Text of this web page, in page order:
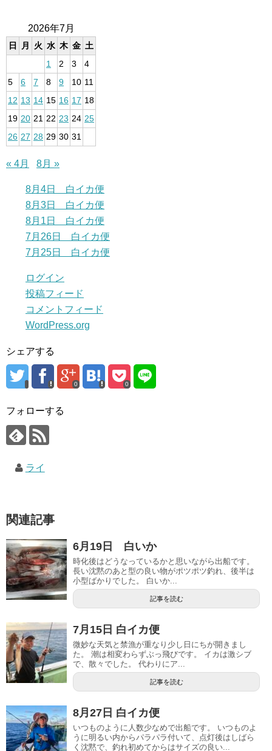
2026年7月
日 月 火 水 木 金 土
1
2 3
4
5
6 7 8 9 10 11
12 13 14 15 16 17 18
19 20 21 22 23 24 25
26 27 28 29 30 31
« 4月 8月 »
8月4日 白イカ便
8月3日 白イカ便
8月1日 白イカ便
7月26日 白イカ便
7月25日 白イカ便
ログイン
投稿フィード
コメントフィード
WordPress.org
シェアする
0 0
フォローする
ライ
関連記事
6月19日 白いか
時化後はどうなっているかと思いながら出船です。
長い沈黙のあと型の良い物がポツポツ釣れ、後半は
小型ばかりでした。 白いか...
記事を読む
7月15日 白イカ便
微妙な天気と禁漁が重なり少し日にちが開きまし
た。 潮は相変わらずぶっ飛びです。 イカは激シブ
で、散々でした。 代わりにア...
記事を読む
8月27日 白イカ便
いつものように人数少なめで出船です。 いつものよ
うに明るい内からパラパラ付いて、点灯後はしばら
く沈黙で、釣れ初めてからはサイズの良い...